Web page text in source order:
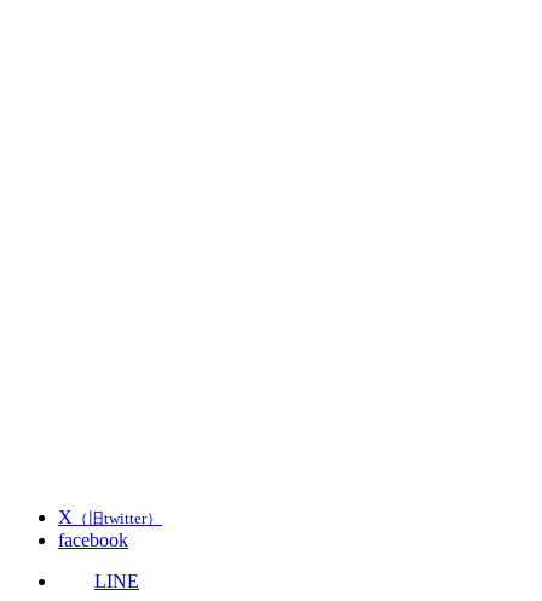
X （旧twitter）
facebook
LINE